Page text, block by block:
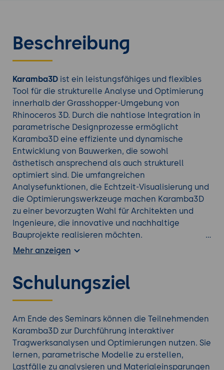
Beschreibung
Karamba3Dist ein leistungsfähiges und flexibles
Tool für die strukturelle Analyse und Optimierung
innerhalb der Grasshopper-Umgebung von
Rhinoceros 3D. Durch die nahtlose Integration in
parametrische Designprozesse ermöglicht
Karamba3D eine effiziente und dynamische
Entwicklung von Bauwerken, die sowohl
ästhetisch ansprechend als auch strukturell
optimiert sind. Die umfangreichen
Analysefunktionen, die Echtzeit-Visualisierung und
die Optimierungswerkzeuge machen Karamba3D
zu einer bevorzugten Wahl für Architekten und
Ingenieure, die innovative und nachhaltige
Bauprojekte realisieren möchten.
In diesem Seminar lernen die Teilnehmenden,
nutzen. Sie erfahren, wie sie Tragwerke
analysieren, optimieren und in BIM-Workflows
durch effiziente Planung, reduzierte
Materialkosten und verbesserte
Tragwerkslösungen.
Beachten Sie auch unsere weiterenBauwesen
Mehr anzeigen
Schulungsziel
Am Ende des Seminars können die Teilnehmenden
Karamba3D zur Durchführung interaktiver
Tragwerksanalysen und Optimierungen nutzen. Sie
lernen, parametrische Modelle zu erstellen,
Lastfälle zu analysieren und Materialeinsparungen